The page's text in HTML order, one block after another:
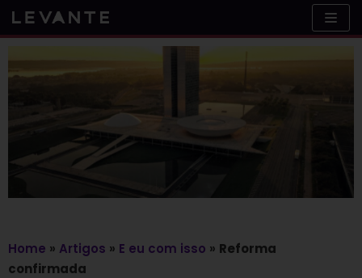
Skip
to
Home » Artigos » E eu com isso » Reforma
confirmada